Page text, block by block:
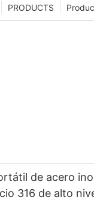
PRODUCTS
de acero
316 de alto